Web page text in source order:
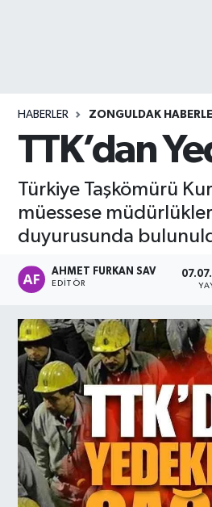
HABERLER ZONGULDAK
TTK’dan
Türkiye Taşkömürü
müessese
duyurusunda
AHMET FURKAN SAV
EDITÖR